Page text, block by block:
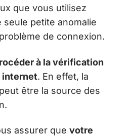
que vous utilisez
seule petite anomalie
de connexion.
à la vérification
internet. En effet, la
être la source des
assurer que votre